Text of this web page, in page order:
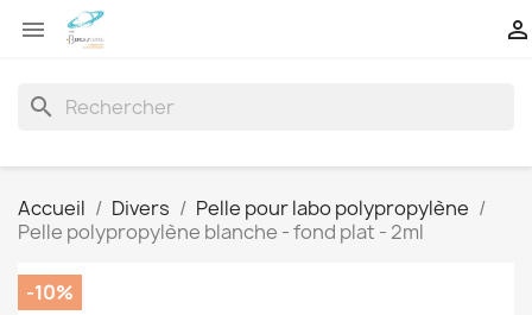
 
search
Accueil Divers
Pelle pour labo polypropylène
Pelle polypropylène blanche - fond plat - 2ml
-10%